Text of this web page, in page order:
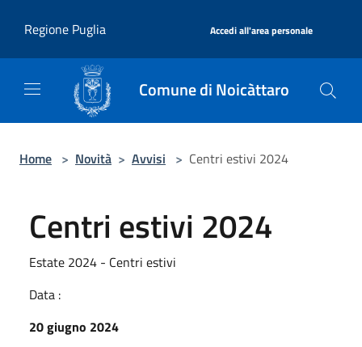
Regione Puglia
Accedi all'area personale
Comune di Noicàttaro
Home > Novità > Avvisi > Centri estivi 2024
Centri estivi 2024
Estate 2024 - Centri estivi
Data :
20 giugno 2024